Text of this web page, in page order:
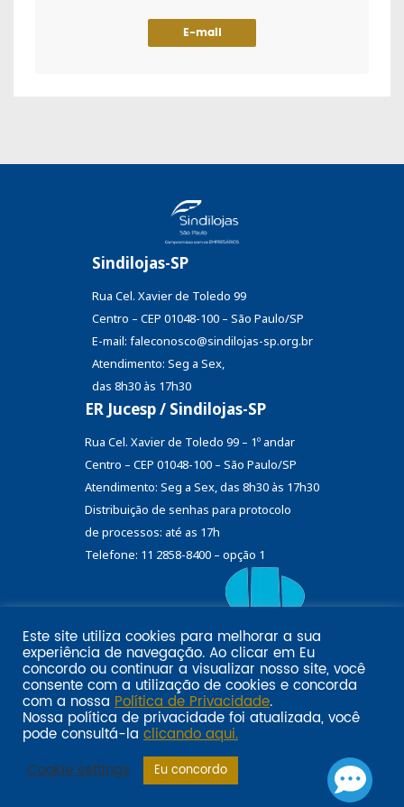
E-mail
Sindilojas-SP
Rua Cel. Xavier de Toledo 99
Centro – CEP 01048-100 – São Paulo/SP
E-mail: faleconosco@sindilojas-sp.org.br
Atendimento: Seg a Sex,
das 8h30 às 17h30
ER Jucesp / Sindilojas-SP
Rua Cel. Xavier de Toledo 99 – 1º andar
Centro – CEP 01048-100 – São Paulo/SP
Atendimento: Seg a Sex, das 8h30 às 17h30
Distribuição de senhas para protocolo
de processos: até as 17h
Telefone: 11 2858-8400 – opção 1
Email marketing por:
Pol�tica de privacidade SINDILOJAS-SPAcesse aqui
Este site utiliza cookies para melhorar a sua
experiência de navegação. Ao clicar em Eu
concordo ou continuar a visualizar nosso site, você
consente com a utilização de cookies e concorda
com a nossa Política de Privacidade.
Nossa política de privacidade foi atualizada, você
pode consultá-la clicando aqui.
Cookie settings
Eu concordo